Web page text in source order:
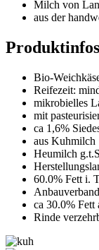
Milch von
aus der
Produktinfos
Bio-
Reifezeit:
mikrobielles
mit
ca 1,6%
aus Kuhmilch
Heumilch
60.0% Fett i.
ca 30.0% Fett
Rinde